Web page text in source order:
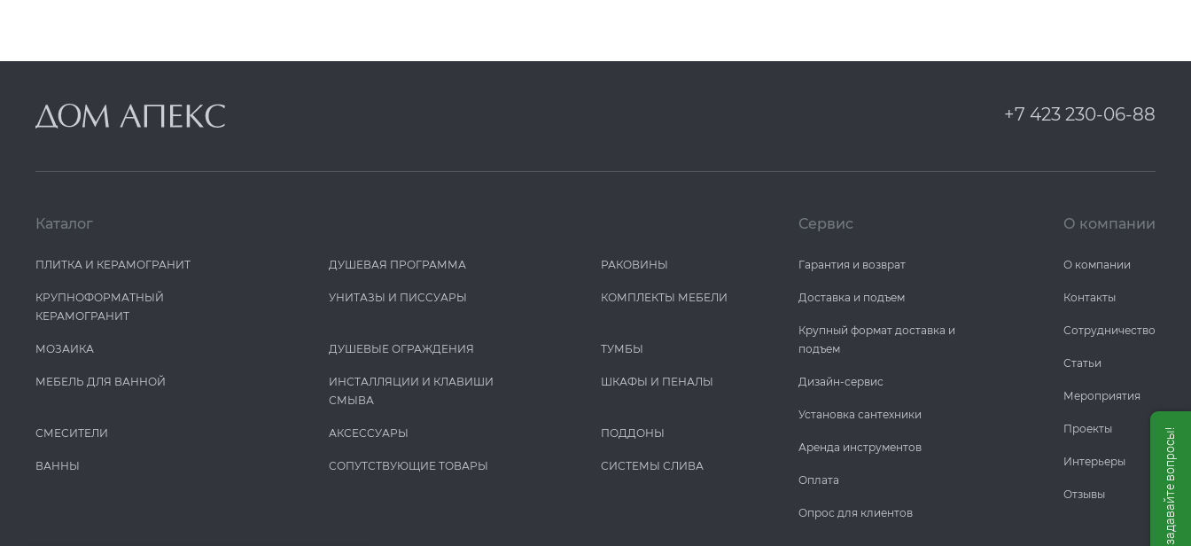
+7 423 230-06-88
Каталог
ПЛИТКА И КЕРАМОГРАНИТ
КРУПНОФОРМАТНЫЙ
КЕРАМОГРАНИТ
МОЗАИКА
МЕБЕЛЬ ДЛЯ ВАННОЙ
СМЕСИТЕЛИ
ВАННЫ
ДУШЕВАЯ ПРОГРАММА
УНИТАЗЫ И ПИCCУАРЫ
ДУШЕВЫЕ ОГРАЖДЕНИЯ
ИНСТАЛЛЯЦИИ И КЛАВИШИ
СМЫВА
АКСЕССУАРЫ
СОПУТСТВУЮЩИЕ ТОВАРЫ
РАКОВИНЫ
КОМПЛЕКТЫ МЕБЕЛИ
ТУМБЫ
ШКАФЫ И ПЕНАЛЫ
ПОДДОНЫ
СИСТЕМЫ СЛИВА
Сервис
Гарантия и возврат
Доставка и подъем
Крупный формат доставка и
подъем
Дизайн-сервис
Установка сантехники
Аренда инструментов
Оплата
Опрос для клиентов
О компании
О компании
Контакты
Сотрудничество
Статьи
Мероприятия
Проекты
Интерьеры
Отзывы